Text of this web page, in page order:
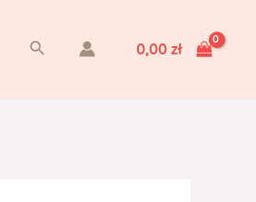
Szukaj 0,00 zł